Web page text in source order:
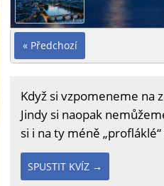
« Předchozí
Když si vzpomeneme na
Jindy si naopak
si i na ty méně
SPUSTIT KVÍZ →